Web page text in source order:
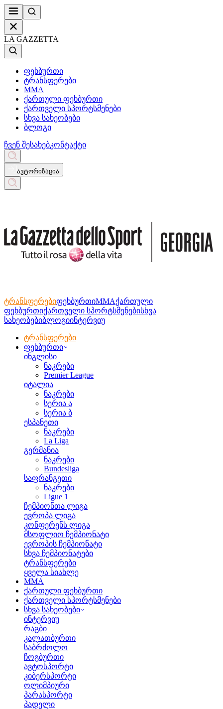
LA GAZZETTA
ფეხბურთი
ტრანსფერები
MMA
ქართული ფეხბურთი
ქართველი სპორტსმენები
სხვა სახეობები
ბლოგი
ჩვენ შესახებკონტაქტი
ავტორიზაცია
ტრანსფერებიფეხბურთიMMAქართული
ფეხბურთიქართველი სპორტსმენებისხვა
სახეობებიბლოგიინტერვიუ
ტრანსფერები
ფეხბურთი
ინგლისი
ნაკრები
Premier League
იტალია
ნაკრები
სერია ა
სერია ბ
ესპანეთი
ნაკრები
La Liga
გერმანია
ნაკრები
Bundesliga
საფრანგეთი
ნაკრები
Ligue 1
ჩემპიონთა ლიგა
ევროპა ლიგა
კონფერენს ლიგა
მსოფლიო ჩემპიონატი
ევროპის ჩემპიონატი
სხვა ჩემპიონატები
ტრანსფერები
ყველა სიახლე
MMA
ქართული ფეხბურთი
ქართველი სპორტსმენები
სხვა სახეობები
ინტერვიუ
რაგბი
კალათბურთი
საბრძოლო
ჩოგბურთი
ავტოსპორტი
კიბერსპორტი
ოლიმპიური
პარასპორტი
პადელი